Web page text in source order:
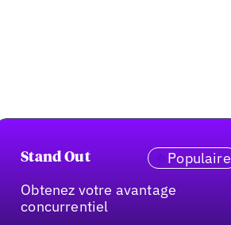
Stand Out
Populaire
Obtenez votre avantage
concurrentiel